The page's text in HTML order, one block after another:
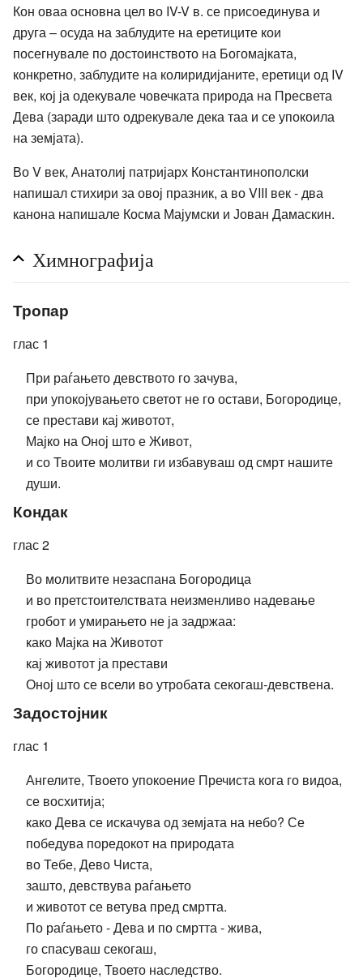
Кон оваа основна цел во IV-V в. се присоединува и
друга – осуда на заблудите на еретиците кои
посегнувале по достоинството на Богомајката,
конкретно, заблудите на колиридијаните, еретици од IV
век, кој ја одекувале човечката природа на Пресвета
Дева (заради што одрекувале дека таа и се упокоила
на земјата).
Во V век, Анатолиј патријарх Константинополски
напишал стихири за овој празник, а во VIII век - два
канона напишале Косма Мајумски и Јован Дамаскин.
Химнографија
Тропар
глас 1
При раѓањето девството го зачува,
при упокојувањето светот не го остави, Богородице,
се престави кај животот,
Мајко на Оној што е Живот,
и со Твоите молитви ги избавуваш од смрт нашите
души.
Кондак
глас 2
Во молитвите незаспана Богородица
и во претстоителствата неизменливо надевање
гробот и умирањето не ја задржаа:
како Мајка на Животот
кај животот ја престави
Оној што се всели во утробата секогаш-девствена.
Задостојник
глас 1
Ангелите, Твоето упокоение Пречиста кога го видоа,
се восхитија;
како Дева се искачува од земјата на небо? Се
победува поредокот на природата
во Тебе, Дево Чиста,
зашто, девствува раѓањето
и животот се ветува пред смртта.
По раѓањето - Дева и по смртта - жива,
го спасуваш секогаш,
Богородице, Твоето наследство.